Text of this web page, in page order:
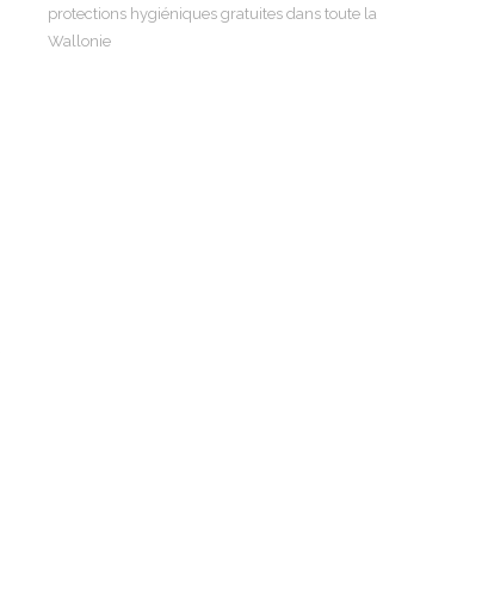
protections hygiéniques gratuites dans toute la
Wallonie